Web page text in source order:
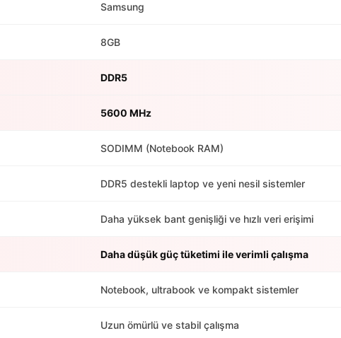
Samsung
8GB
DDR5
5600 MHz
SODIMM (Notebook RAM)
DDR5 destekli laptop ve yeni nesil sistemler
Daha yüksek bant genişliği ve hızlı veri erişimi
Daha düşük güç tüketimi ile verimli çalışma
Notebook, ultrabook ve kompakt sistemler
Uzun ömürlü ve stabil çalışma